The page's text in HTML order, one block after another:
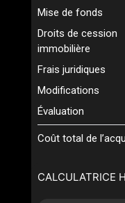
CALCULATRICE
Mise de fonds
Droits de cession
immobilière
Frais juridiques
Modifications
Évaluation
Coût total de